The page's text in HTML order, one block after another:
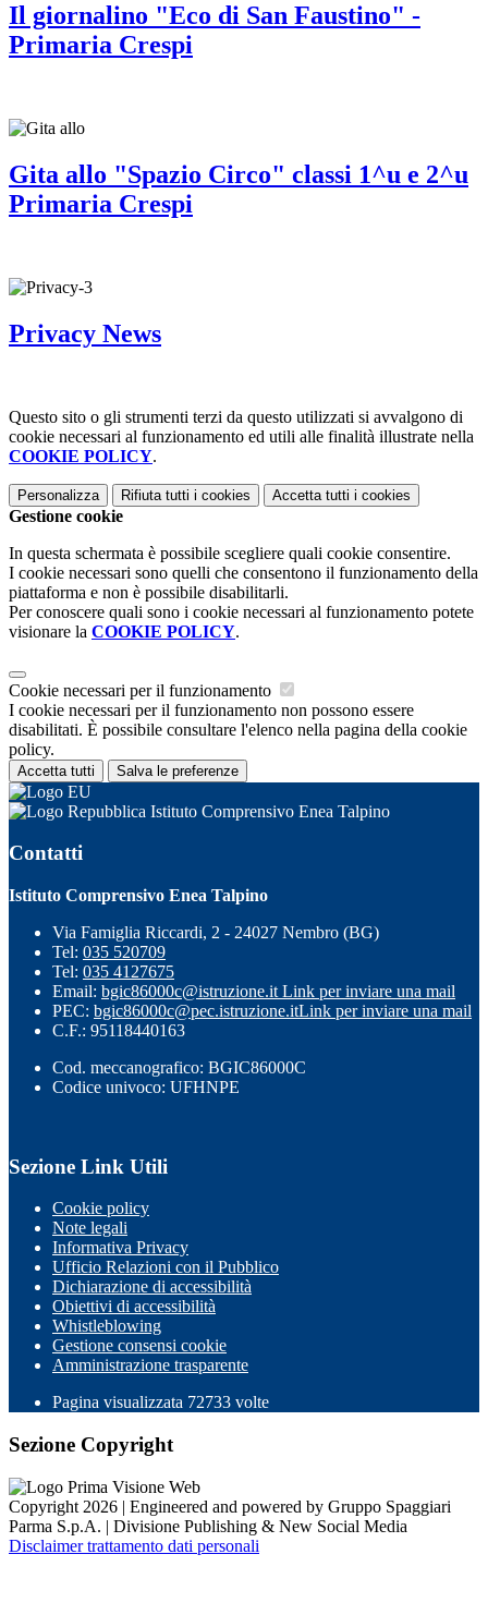
Il giornalino "Eco di San Faustino" -
Primaria Crespi
Gita allo "Spazio Circo" classi 1^u e 2^u
Primaria Crespi
Privacy News
Questo sito o gli strumenti terzi da questo utilizzati si avvalgono di
cookie necessari al funzionamento ed utili alle finalità illustrate nella
COOKIE POLICY.
Personalizza Rifiuta tutti i cookies Accetta tutti i cookies
Gestione cookie
In questa schermata è possibile scegliere quali cookie consentire.
I cookie necessari sono quelli che consentono il funzionamento della
piattaforma e non è possibile disabilitarli.
Per conoscere quali sono i cookie necessari al funzionamento potete
visionare la COOKIE POLICY.
Cookie necessari per il funzionamento
I cookie necessari per il funzionamento non possono essere
disabilitati. È possibile consultare l'elenco nella pagina della cookie
policy.
Accetta tutti Salva le preferenze
Istituto Comprensivo Enea Talpino
Contatti
Istituto Comprensivo Enea Talpino
Via Famiglia Riccardi, 2 - 24027 Nembro (BG)
Tel: 035 520709
Tel: 035 4127675
Email: bgic86000c@istruzione.it Link per inviare una mail
PEC: bgic86000c@pec.istruzione.itLink per inviare una mail
C.F.: 95118440163
Cod. meccanografico: BGIC86000C
Codice univoco: UFHNPE
Sezione Link Utili
Cookie policy
Note legali
Informativa Privacy
Ufficio Relazioni con il Pubblico
Dichiarazione di accessibilità
Obiettivi di accessibilità
Whistleblowing
Gestione consensi cookie
Amministrazione trasparente
Pagina visualizzata 72733 volte
Sezione Copyright
Copyright 2026 | Engineered and powered by Gruppo Spaggiari
Parma S.p.A. | Divisione Publishing & New Social Media
Disclaimer trattamento dati personali